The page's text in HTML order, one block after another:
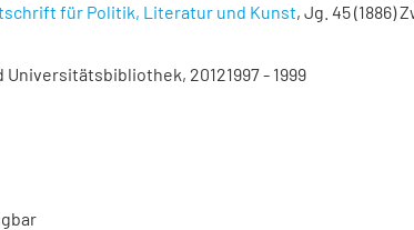
für Politik, Literatur und Kunst, Jg. 45 (1886)
20121997 - 1999